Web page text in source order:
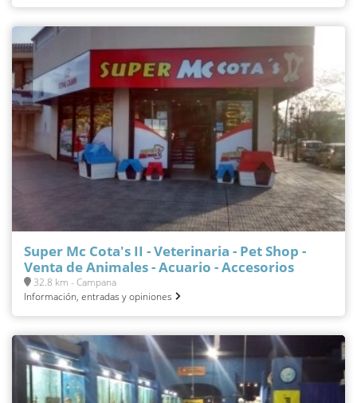
Super Mc Cota's II - Veterinaria - Pet Shop -
Venta de Animales - Acuario - Accesorios
32.8 km - Campana
Información, entradas y opiniones